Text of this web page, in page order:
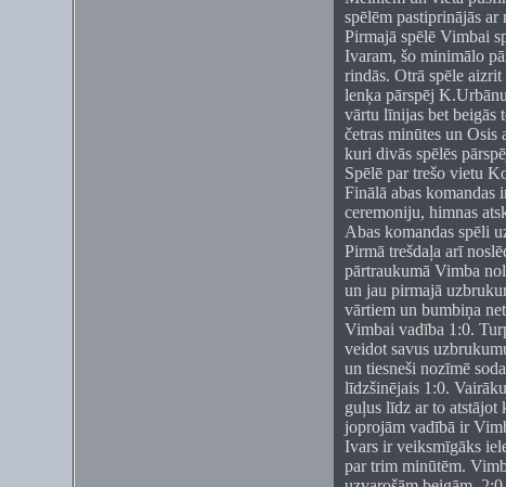
spēlēm pastiprinājās
Pirmajā spēlē Vimbai
Ivaram, šo minimālo
rindās. Otrā spēle
lenķa pārspēj
vārtu līnijas bet beigās
četras minūtes un
kuri divās spēlēs
Spēlē par trešo vietu
Finālā abas komandas
ceremoniju, himnas
Abas komandas spēli
Pirmā trešdaļa arī
pārtraukumā Vimba
un jau pirmajā
vārtiem un bumbiņa
Vimbai vadība 1:0.
veidot savus
un tiesneši nozīmē
līdzšinējais 1:0.
guļus līdz ar to atstājot
joprojām vadībā ir
Ivars ir veiksmīgāks
par trim minūtēm.